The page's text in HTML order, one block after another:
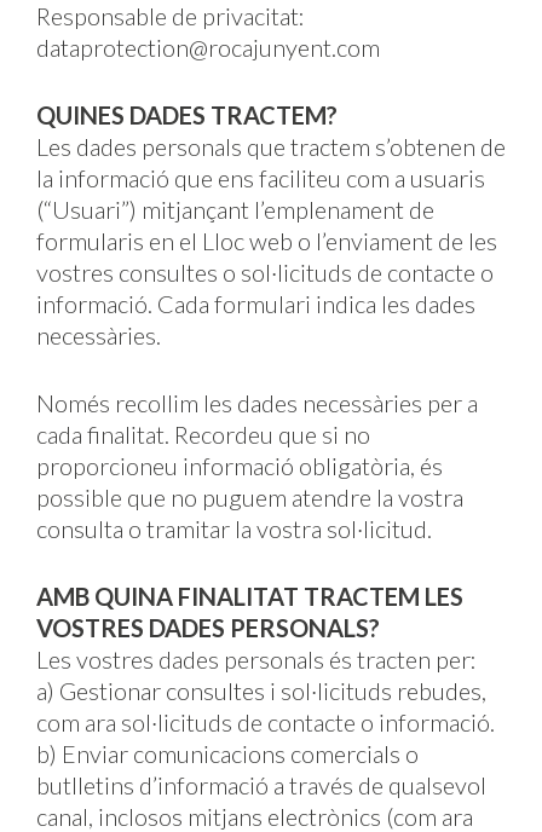
Responsable de privacitat:
dataprotection@rocajunyent.com
QUINES DADES TRACTEM?
Les dades personals que tractem s’obtenen de
la informació que ens faciliteu com a usuaris
(“Usuari”) mitjançant l’emplenament de
formularis en el Lloc web o l’enviament de les
vostres consultes o sol·licituds de contacte o
informació. Cada formulari indica les dades
necessàries.
Només recollim les dades necessàries per a
cada finalitat. Recordeu que si no
proporcioneu informació obligatòria, és
possible que no puguem atendre la vostra
consulta o tramitar la vostra sol·licitud.
AMB QUINA FINALITAT TRACTEM LES
VOSTRES DADES PERSONALS?
Les vostres dades personals és tracten per:
a) Gestionar consultes i sol·licituds rebudes,
com ara sol·licituds de contacte o informació.
b) Enviar comunicacions comercials o
butlletins d’informació a través de qualsevol
canal, inclosos mitjans electrònics (com ara